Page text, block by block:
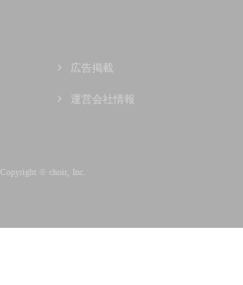
広告掲載
運営会社情報
Copyright © choir, Inc.